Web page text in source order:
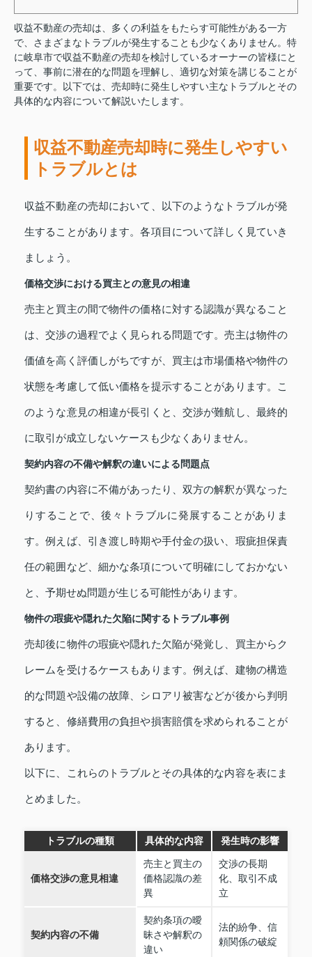
収益不動産の売却は、多くの利益をもたらす可能性がある一方
で、さまざまなトラブルが発生することも少なくありません。特
に岐阜市で収益不動産の売却を検討しているオーナーの皆様にと
って、事前に潜在的な問題を理解し、適切な対策を講じることが
重要です。以下では、売却時に発生しやすい主なトラブルとその
具体的な内容について解説いたします。
収益不動産売却時に発生しやすい
トラブルとは
収益不動産の売却において、以下のようなトラブルが発
生することがあります。各項目について詳しく見ていき
ましょう。
価格交渉における買主との意見の相違
売主と買主の間で物件の価格に対する認識が異なること
は、交渉の過程でよく見られる問題です。売主は物件の
価値を高く評価しがちですが、買主は市場価格や物件の
状態を考慮して低い価格を提示することがあります。こ
のような意見の相違が長引くと、交渉が難航し、最終的
に取引が成立しないケースも少なくありません。
契約内容の不備や解釈の違いによる問題点
契約書の内容に不備があったり、双方の解釈が異なった
りすることで、後々トラブルに発展することがありま
す。例えば、引き渡し時期や手付金の扱い、瑕疵担保責
任の範囲など、細かな条項について明確にしておかない
と、予期せぬ問題が生じる可能性があります。
物件の瑕疵や隠れた欠陥に関するトラブル事例
売却後に物件の瑕疵や隠れた欠陥が発覚し、買主からク
レームを受けるケースもあります。例えば、建物の構造
的な問題や設備の故障、シロアリ被害などが後から判明
すると、修繕費用の負担や損害賠償を求められることが
あります。
以下に、これらのトラブルとその具体的な内容を表にま
とめました。
トラブルの種類 具体的な内容 発生時の影響
価格交渉の意見相違
売主と買主の
価格認識の差
異
交渉の長期
化、取引不成
立
契約内容の不備
契約条項の曖
昧さや解釈の
違い
法的紛争、信
頼関係の破綻